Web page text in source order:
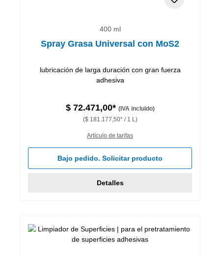
400 ml
Spray Grasa Universal con MoS2
lubricación de larga duración con gran fuerza
adhesiva
$ 72.471,00* (IVA incluido)
($ 181.177,50* / 1 L)
Artículo de tarifas
Bajo pedido. Solicitar producto
Detalles